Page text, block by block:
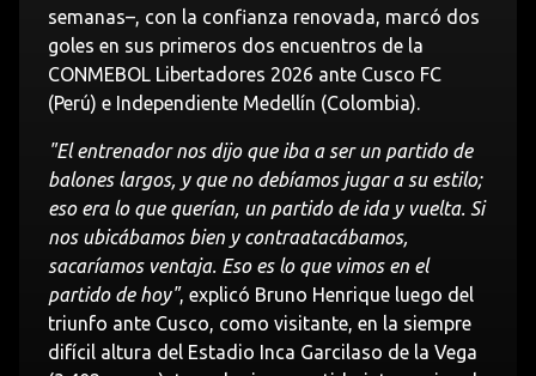
semanas–, con la confianza renovada, marcó dos
goles en sus primeros dos encuentros de la
CONMEBOL Libertadores 2026 ante Cusco FC
(Perú) e Independiente Medellín (Colombia).
"El entrenador nos dijo que iba a ser un partido de
balones largos, y que no debíamos jugar a su estilo;
eso era lo que querían, un partido de ida y vuelta. Si
nos ubicábamos bien y contraatacábamos,
sacaríamos ventaja. Eso es lo que vimos en el
partido de hoy", explicó Bruno Henrique luego del
triunfo ante Cusco, como visitante, en la siempre
difícil altura del Estadio Inca Garcilaso de la Vega